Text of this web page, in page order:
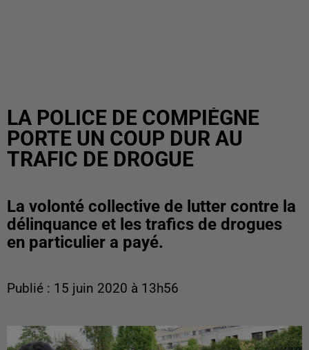
LA POLICE DE COMPIÈGNE
PORTE UN COUP DUR AU
TRAFIC DE DROGUE
La volonté collective de lutter contre la
délinquance et les trafics de drogues
en particulier a payé.
Publié : 15 juin 2020 à 13h56